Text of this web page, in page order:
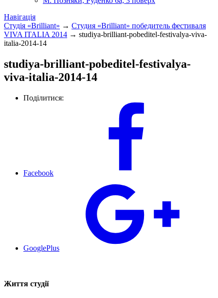
Навігація
Студія «Brilliant» → Студия «Brilliant» победитель фестиваля
VIVA ITALIA 2014 → studiya-brilliant-pobeditel-festivalya-viva-
italia-2014-14
studiya-brilliant-pobeditel-festivalya-
viva-italia-2014-14
Поділитися:
Facebook
GooglePlus
Життя студії